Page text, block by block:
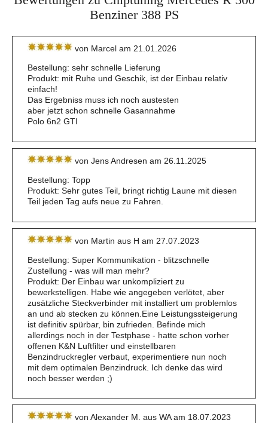
Benziner 388 PS
von Marcel am 21.01.2026
Bestellung: sehr schnelle Lieferung
Produkt: mit Ruhe und Geschik, ist der Einbau relativ
einfach!
Das Ergebniss muss ich noch austesten
aber jetzt schon schnelle Gasannahme
Polo 6n2 GTI
von Jens Andresen am 26.11.2025
Bestellung: Topp
Produkt: Sehr gutes Teil, bringt richtig Laune mit diesen
Teil jeden Tag aufs neue zu Fahren.
von Martin aus H am 27.07.2023
Bestellung: Super Kommunikation - blitzschnelle
Zustellung - was will man mehr?
Produkt: Der Einbau war unkompliziert zu
bewerkstelligen. Habe wie angegeben verlötet, aber
zusätzliche Steckverbinder mit installiert um problemlos
an und ab stecken zu können.Eine Leistungssteigerung
ist definitiv spürbar, bin zufrieden. Befinde mich
allerdings noch in der Testphase - hatte schon vorher
offenen K&N Luftfilter und einstellbaren
Benzindruckregler verbaut, experimentiere nun noch
mit dem optimalen Benzindruck. Ich denke das wird
noch besser werden ;)
von Alexander M. aus WA am 18.07.2023